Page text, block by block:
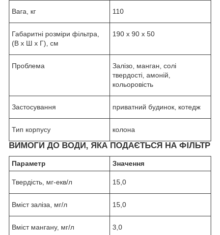
Вага, кг 110
Габаритні розміри фільтра,
(В х Ш х Г), см
190 х 90 х 50
Проблема
Залізо, манган, солі
твердості, амоній,
кольоровість
Застосування приватний будинок, котедж
Тип корпусу колона
ВИМОГИ ДО ВОДИ, ЯКА ПОДАЄТЬСЯ НА ФІЛЬТР
Параметр Значення
Твердість, мг-екв/л 15,0
Вміст заліза, мг/л 15,0
Вміст мангану, мг/л 3,0